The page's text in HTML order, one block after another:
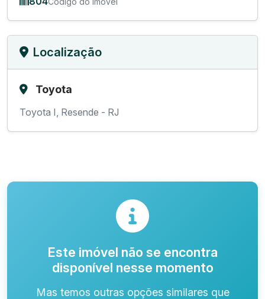
Localização
Toyota
Toyota I, Resende - RJ
Este imóvel não se encontra
disponível nesse momento
Mas temos outras opções similares que